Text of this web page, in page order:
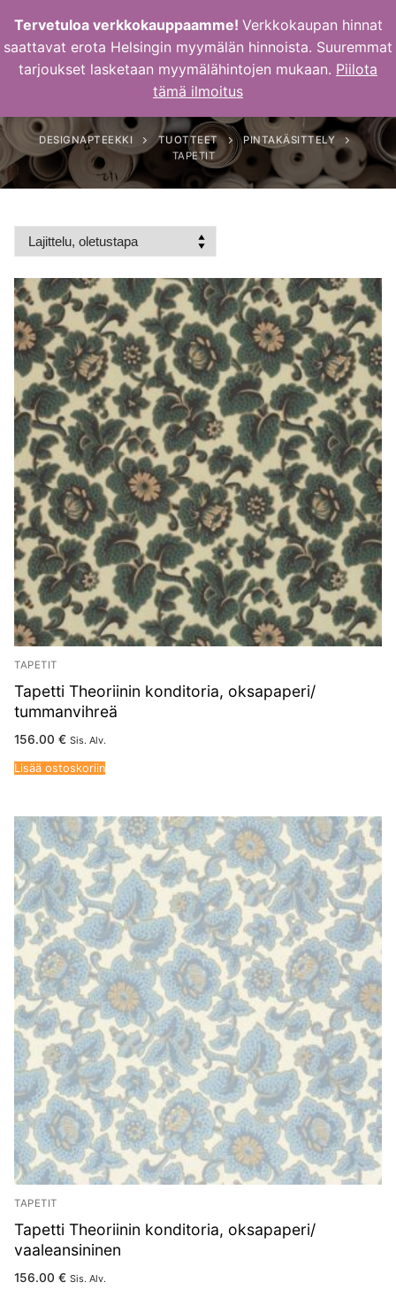
sisältöön
Tapetit
DESIGNAPTEEKKI TUOTTEET
PINTAKÄSITTELY
TAPETIT
TAPETIT
Tapetti Theoriinin konditoria, oksapaperi/
tummanvihreä
156.00 € Sis. Alv.
Lisää ostoskoriin
TAPETIT
Tapetti Theoriinin konditoria, oksapaperi/
vaaleansininen
156.00 € Sis. Alv.
Tervetuloa verkkokauppaamme! Verkkokaupan hinnat
saattavat erota Helsingin myymälän hinnoista. Suuremmat
tarjoukset lasketaan myymälähintojen mukaan. Piilota
tämä ilmoitus